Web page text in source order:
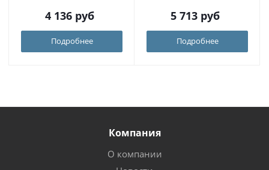
4 136 руб
Подробнее
5 713 руб
Подробнее
Компания
О компании